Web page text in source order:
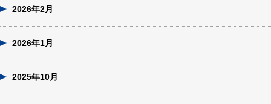
2026年2月
2026年1月
2025年10月